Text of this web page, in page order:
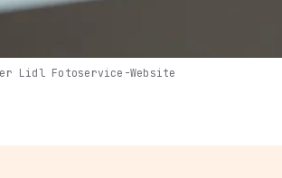
Lidl Fotoservice-Website